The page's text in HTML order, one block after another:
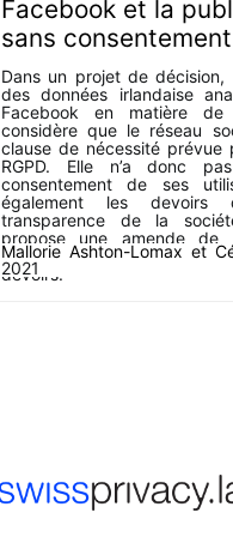
Facebook et la
sans consentement
Dans un projet de décision,
des données irlandaise
Facebook en matière
considère que le réseau
clause de nécessité prévue
RGPD. Elle n’a donc
consentement de ses
également les devoirs
transparence de la
propose une amende de
millions d’euros en
devoirs.
Mallorie Ashton-Lomax et
2021